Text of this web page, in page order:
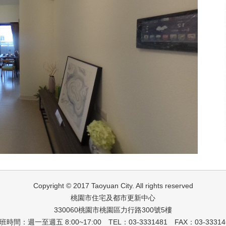
Copyright © 2017 Taoyuan City. All rights reserved
桃園市住宅及都市更新中心
330060桃園市桃園區力行路300號5樓
時間：週一至週五 8:00~17:00 TEL：03-3331481 FAX：03-